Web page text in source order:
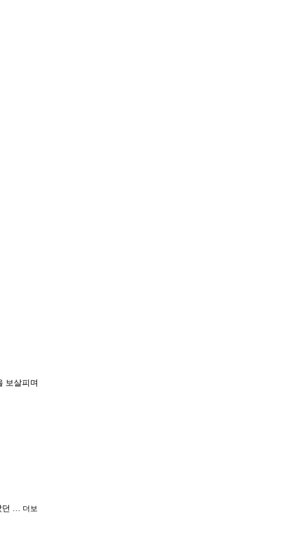
보살피며
던 … 더보